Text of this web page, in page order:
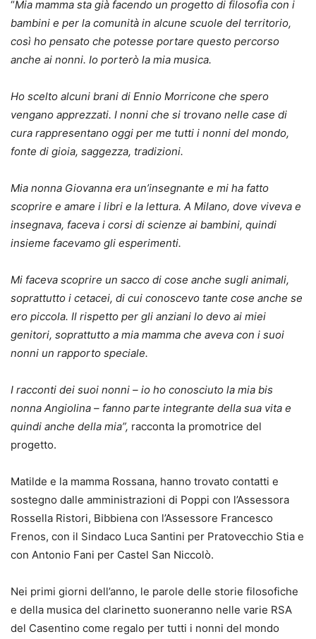
“Mia mamma sta già facendo un progetto di filosofia con i
bambini e per la comunità in alcune scuole del territorio,
così ho pensato che potesse portare questo percorso
anche ai nonni. Io porterò la mia musica.
Ho scelto alcuni brani di Ennio Morricone che spero
vengano apprezzati. I nonni che si trovano nelle case di
cura rappresentano oggi per me tutti i nonni del mondo,
fonte di gioia, saggezza, tradizioni.
Mia nonna Giovanna era un’insegnante e mi ha fatto
scoprire e amare i libri e la lettura. A Milano, dove viveva e
insegnava, faceva i corsi di scienze ai bambini, quindi
insieme facevamo gli esperimenti.
Mi faceva scoprire un sacco di cose anche sugli animali,
soprattutto i cetacei, di cui conoscevo tante cose anche se
ero piccola. Il rispetto per gli anziani lo devo ai miei
genitori, soprattutto a mia mamma che aveva con i suoi
nonni un rapporto speciale.
I racconti dei suoi nonni – io ho conosciuto la mia bis
nonna Angiolina – fanno parte integrante della sua vita e
quindi anche della mia”, racconta la promotrice del
progetto.
Matilde e la mamma Rossana, hanno trovato contatti e
sostegno dalle amministrazioni di Poppi con l’Assessora
Rossella Ristori, Bibbiena con l’Assessore Francesco
Frenos, con il Sindaco Luca Santini per Pratovecchio Stia e
con Antonio Fani per Castel San Niccolò.
Nei primi giorni dell’anno, le parole delle storie filosofiche
e della musica del clarinetto suoneranno nelle varie RSA
del Casentino come regalo per tutti i nonni del mondo